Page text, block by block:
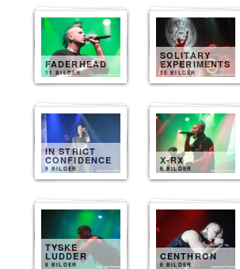
FADERHEAD
11 BILDER
SOLITARY
EXPERIMENTS
10 BILDER
IN STRICT
CONFIDENCE
9 BILDER
X-RX
8 BILDER
TYSKE
LUDDER
8 BILDER
CENTHRON
8 BILDER